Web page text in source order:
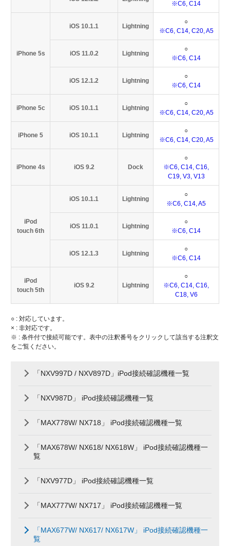
※C6, C14
iPhone 5s
iOS 10.1.1 Lightning
○
※C6, C14, C20, A5
iOS 11.0.2 Lightning
○
※C6, C14
iOS 12.1.2 Lightning
○
※C6, C14
iPhone 5c iOS 10.1.1 Lightning
○
※C6, C14, C20, A5
iPhone 5 iOS 10.1.1 Lightning
○
※C6, C14, C20, A5
iPhone 4s iOS 9.2 Dock
○
※C6, C14, C16,
C19, V3, V13
iPod
touch 6th
iOS 10.1.1 Lightning
○
※C6, C14, A5
iOS 11.0.1 Lightning
○
※C6, C14
iOS 12.1.3 Lightning
○
※C6, C14
iPod
touch 5th
iOS 9.2 Lightning
○
※C6, C14, C16,
C18, V6
○ : 対応しています。
× : 非対応です。
※ : 条件付で接続可能です。表中の注釈番号をクリックして該当する注釈文
をご覧ください。
「NXV997D / NXV897D」iPod接続確認機種一覧
「NXV987D」 iPod接続確認機種一覧
「MAX778W/ NX718」 iPod接続確認機種一覧
「MAX678W/ NX618/ NX618W」 iPod接続確認機種一
覧
「NXV977D」 iPod接続確認機種一覧
「MAX777W/ NX717」 iPod接続確認機種一覧
「MAX677W/ NX617/ NX617W」 iPod接続確認機種一
覧